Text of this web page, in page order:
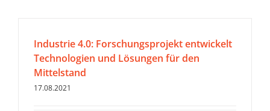
Industrie 4.0: Forschungsprojekt entwickelt
Technologien und Lösungen für den
Mittelstand
17.08.2021